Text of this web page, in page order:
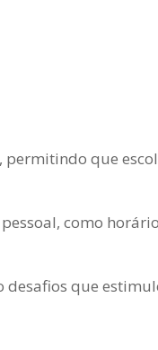
que
como
que